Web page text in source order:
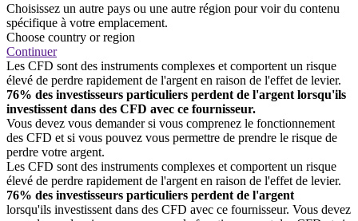
Choisissez un autre pays ou une autre région pour voir du contenu
spécifique à votre emplacement.
Choose country or region
Continuer
Les CFD sont des instruments complexes et comportent un risque
élevé de perdre rapidement de l'argent en raison de l'effet de levier.
76% des investisseurs particuliers perdent de l'argent lorsqu'ils
investissent dans des CFD avec ce fournisseur.
Vous devez vous demander si vous comprenez le fonctionnement
des CFD et si vous pouvez vous permettre de prendre le risque de
perdre votre argent.
Les CFD sont des instruments complexes et comportent un risque
élevé de perdre rapidement de l'argent en raison de l'effet de levier.
76% des investisseurs particuliers perdent de l'argent
lorsqu'ils investissent dans des CFD avec ce fournisseur. Vous devez